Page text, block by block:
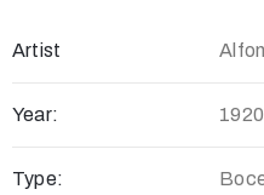
Artist
Year: 1920
Type: